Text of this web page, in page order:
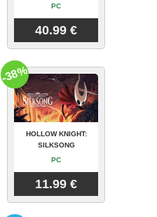
PC
40.99 €
HOLLOW KNIGHT:
SILKSONG
PC
11.99 €
-38%